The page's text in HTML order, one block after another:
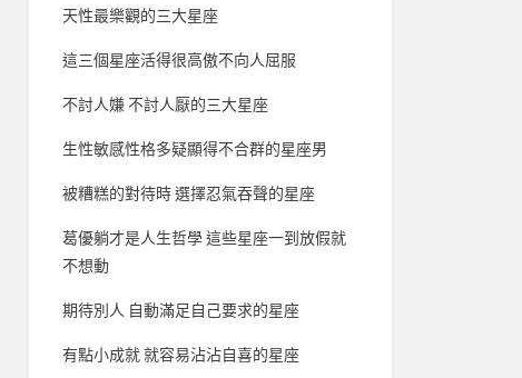
天性最樂觀的三大星座
這三個星座活得很高傲不向人屈服
不討人嫌 不討人厭的三大星座
生性敏感性格多疑顯得不合群的星座男
被糟糕的對待時 選擇忍氣吞聲的星座
葛優躺才是人生哲學 這些星座一到放假就
不想動
期待別人 自動滿足自己要求的星座
有點小成就 就容易沾沾自喜的星座